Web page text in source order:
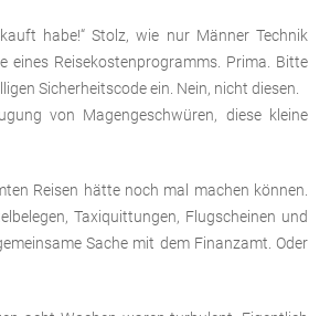
habe!“ Stolz, wie nur Männer Technik
Reisekostenprogramms. Prima. Bitte
Sicherheitscode ein. Nein, nicht diesen.
von Magengeschwüren, diese kleine
Reisen hätte noch mal machen können.
Taxiquittungen, Flugscheinen und
Sache mit dem Finanzamt. Oder